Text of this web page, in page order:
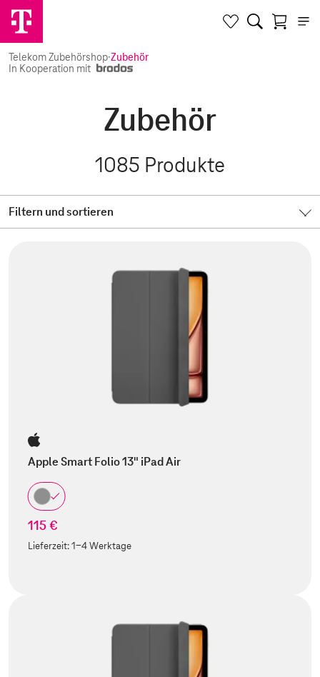
Telekom Zubehörshop·Zubehör
In Kooperation mit
Zubehör
1085 Produkte
Filtern und sortieren
Apple Smart Folio 13" iPad Air
115 €
Lieferzeit:1-4 Werktage